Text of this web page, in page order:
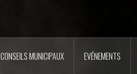
CONSEILS MUNICIPAUX EVÉNEMENTS